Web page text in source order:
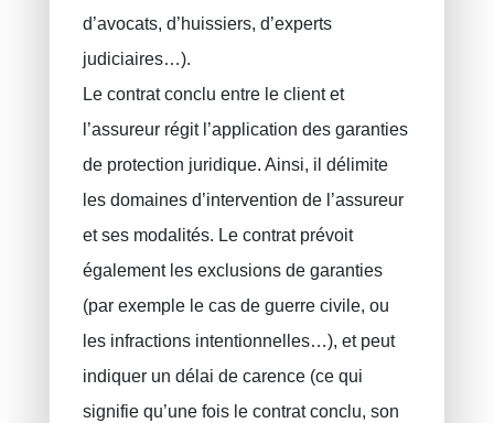
d’avocats, d’huissiers, d’experts
judiciaires…).
Le contrat conclu entre le client et
l’assureur régit l’application des garanties
de protection juridique. Ainsi, il délimite
les domaines d’intervention de l’assureur
et ses modalités. Le contrat prévoit
également les exclusions de garanties
(par exemple le cas de guerre civile, ou
les infractions intentionnelles…), et peut
indiquer un délai de carence (ce qui
signifie qu’une fois le contrat conclu, son